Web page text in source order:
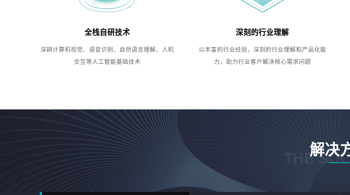
全栈自研技术
深耕计算机视觉、语音识别、自然语言理解、人机
交互等人工智能基础技术
深刻的行业理解
以丰富的行业经验，深刻的行业理解和产品化能
力，助力行业客户解决核心需求问题
解决
THE